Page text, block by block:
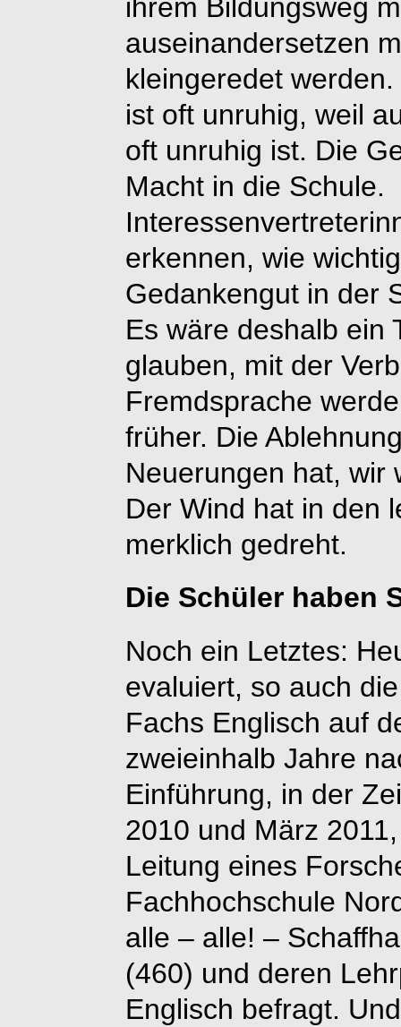
ihrem Bildungsweg
auseinandersetzen
kleingeredet
ist oft unruhig, weil
oft unruhig ist. Die
Macht in die Schule.
erkennen, wie
Gedankengut in der
Es wäre deshalb ein
glauben, mit der
Fremdsprache
früher. Die
Neuerungen hat, wir
Der Wind hat in den
merklich gedreht.
Die Schüler haben
Noch ein Letztes:
evaluiert, so auch
Fachs Englisch auf
zweieinhalb Jahre
Einführung, in der
2010 und März
Leitung eines
Fachhochschule
alle – alle! –
(460) und deren
Englisch befragt.